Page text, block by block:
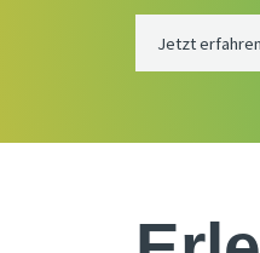
Jetzt erfahren